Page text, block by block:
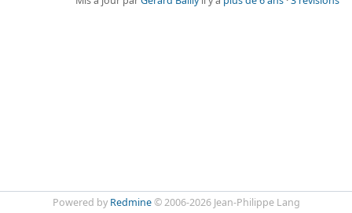
Powered by Redmine© 2006-2026 Jean-Philippe Lang